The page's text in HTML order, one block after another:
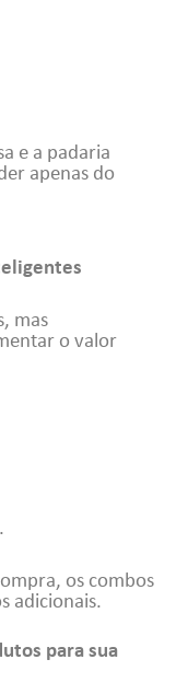
e a padaria
apenas do
mas
o valor
os combos
adicionais.
para sua